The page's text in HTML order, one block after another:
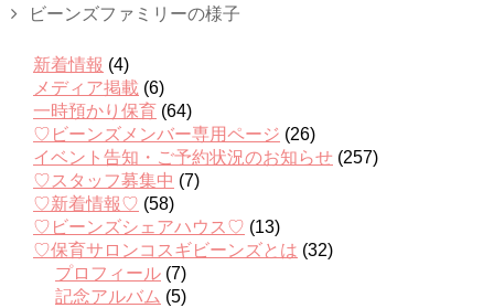
ビーンズファミリーの様子
新着情報 (4)
メディア掲載 (6)
一時預かり保育 (64)
♡ビーンズメンバー専用ページ (26)
イベント告知・ご予約状況のお知らせ (257)
♡スタッフ募集中 (7)
♡新着情報♡ (58)
♡ビーンズシェアハウス♡ (13)
♡保育サロンコスギビーンズとは (32)
プロフィール (7)
記念アルバム (5)